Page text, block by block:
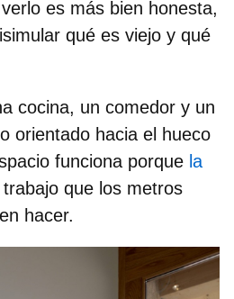
es más bien honesta,
qué es viejo y qué
cocina, un comedor y un
orientado hacia el hueco
funciona porque la
trabajo que los metros
hacer.